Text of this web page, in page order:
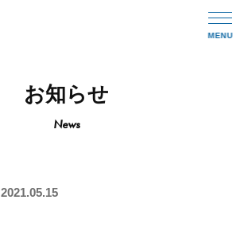
MENU
お知らせ
News
2021.05.15